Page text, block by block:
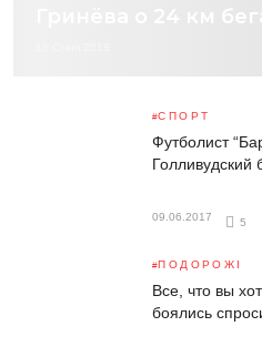
Гринёва о 24 км
СПОРТ
Футболист
Голливудский
09.06.2017
5
ПОДОРОЖІ
Все, что вы
боялись